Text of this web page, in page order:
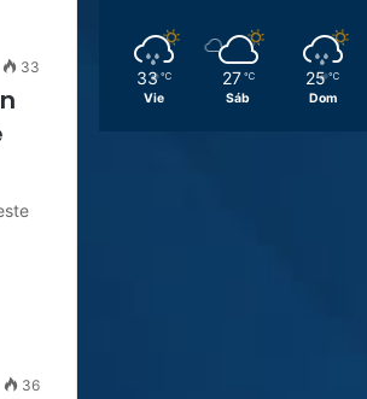
33
36
33 ℃
Vie
27 ℃
Sáb
25 ℃
Dom